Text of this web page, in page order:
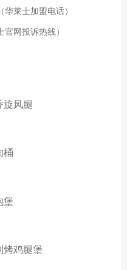
莱士加盟电话）
网投诉热线）
旋风腿
桶
堡
烤鸡腿堡